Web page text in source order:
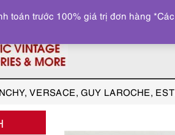
VERSACE, GUY LAROCHE,
toán trước 100% giá trị đơn hàng